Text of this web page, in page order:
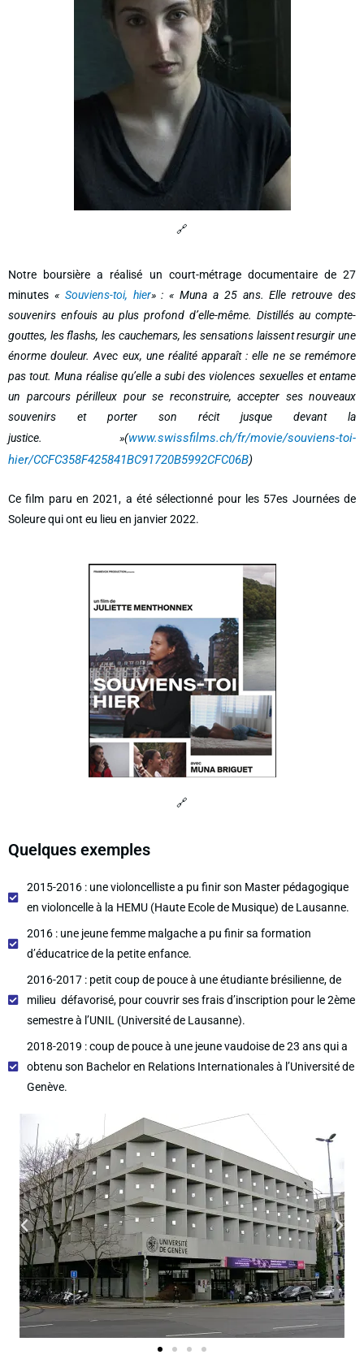
🔗
Notre boursière a réalisé un court-métrage documentaire de 27
minutes « Souviens-toi, hier» : « Muna a 25 ans. Elle retrouve des
souvenirs enfouis au plus profond d’elle-même. Distillés au compte-
gouttes, les flashs, les cauchemars, les sensations laissent resurgir une
énorme douleur. Avec eux, une réalité apparaît : elle ne se remémore
pas tout. Muna réalise qu’elle a subi des violences sexuelles et entame
un parcours périlleux pour se reconstruire, accepter ses nouveaux
souvenirs et porter son récit jusque devant la
justice. »(www.swissfilms.ch/fr/movie/souviens-toi-
hier/CCFC358F425841BC91720B5992CFC06B)
Ce film paru en 2021, a été sélectionné pour les 57es Journées de
Soleure qui ont eu lieu en janvier 2022.
🔗
Quelques exemples
2015-2016 : une violoncelliste a pu finir son Master pédagogique
en violoncelle à la HEMU (Haute Ecole de Musique) de Lausanne.
2016 : une jeune femme malgache a pu finir sa formation
d’éducatrice de la petite enfance.
2016-2017 : petit coup de pouce à une étudiante brésilienne, de
milieu défavorisé, pour couvrir ses frais d’inscription pour le 2ème
semestre à l’UNIL (Université de Lausanne).
2018-2019 : coup de pouce à une jeune vaudoise de 23 ans qui a
obtenu son Bachelor en Relations Internationales à l’Université de
Genève.